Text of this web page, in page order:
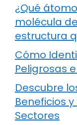
¿Qué
molécula
estructura
Cómo
Peligrosas
Descubre
Beneficios
Sectores